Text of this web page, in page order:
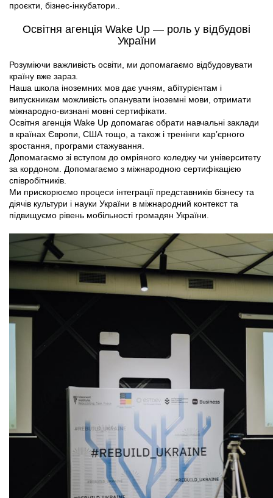
проєкти, бізнес-інкубатори..
Освітня агенція Wake Up — роль у відбудові
України
Розуміючи важливість освіти, ми допомагаємо відбудовувати
країну вже зараз.
Наша школа іноземних мов дає учням, абітурієнтам і
випускникам можливість опанувати іноземні мови, отримати
міжнародно-визнані мовні сертифікати.
Освітня агенція Wake Up допомагає обрати навчальні заклади
в країнах Європи, США тощо, а також і тренінги кар’єрного
зростання, програми стажування.
Допомагаємо зі вступом до омріяного коледжу чи університету
за кордоном. Допомагаємо з міжнародною сертифікацією
співробітників.
Ми прискорюємо процеси інтеграції представників бізнесу та
діячів культури і науки України в міжнародний контекст та
підвищуємо рівень мобільності громадян України.